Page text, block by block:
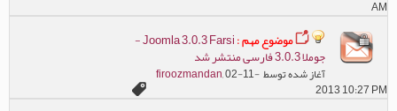
AM
موضوع مهم : Joomla 3.0.3 Farsi -
جوملا 3.0.3 فارسی منتشر شد
آغاز شده توسط firoozmandan, 02-11-
2013 10:27 PM